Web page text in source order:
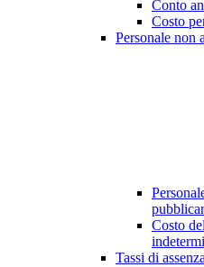
Conto
Costo
Personale non
Costo
Tassi di assenza